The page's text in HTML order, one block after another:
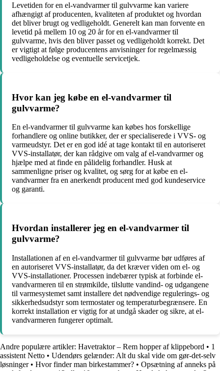
Levetiden for en el-vandvarmer til gulvvarme kan variere
afhængigt af producenten, kvaliteten af produktet og hvordan
det bliver brugt og vedligeholdt. Generelt kan man forvente en
levetid på mellem 10 og 20 år for en el-vandvarmer til
gulvvarme, hvis den bliver passet og vedligeholdt korrekt. Det
er vigtigt at følge producentens anvisninger for regelmæssig
vedligeholdelse og eventuelle servicetjek.
Hvor kan jeg købe en el-vandvarmer til
gulvvarme?
En el-vandvarmer til gulvvarme kan købes hos forskellige
forhandlere og online butikker, der er specialiserede i VVS- og
varmeudstyr. Det er en god idé at tage kontakt til en autoriseret
VVS-installatør, der kan rådgive om valg af el-vandvarmer og
hjælpe med at finde en pålidelig forhandler. Husk at
sammenligne priser og kvalitet, og sørg for at købe en el-
vandvarmer fra en anerkendt producent med god kundeservice
og garanti.
Hvordan installerer jeg en el-vandvarmer til
gulvvarme?
Installationen af en el-vandvarmer til gulvvarme bør udføres af
en autoriseret VVS-installatør, da det kræver viden om el- og
VVS-installationer. Processen indebærer typisk at forbinde el-
vandvarmeren til en strømkilde, tilslutte vandind- og udgangene
til varmesystemet samt installere det nødvendige regulerings- og
sikkerhedsudstyr som termostater og temperaturbegrænsere. En
korrekt installation er vigtig for at undgå skader og sikre, at el-
vandvarmeren fungerer optimalt.
Andre populære artikler: Havetraktor – Rem hopper af klippebord • 1
assistent Netto • Udendørs gelænder: Alt du skal vide om gør-det-selv
løsninger• Hvor finder man birkestammer? • Opsætning af anneks på